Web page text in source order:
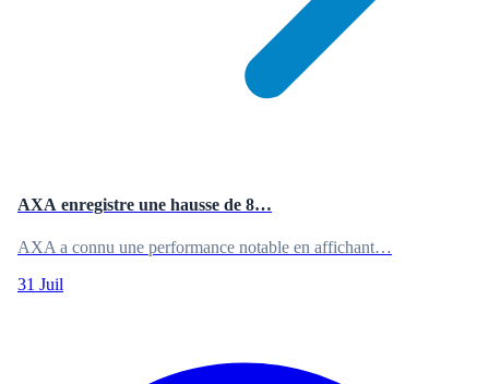
AXA enregistre une hausse de 8…
AXA a connu une performance notable en affichant…
31 Juil